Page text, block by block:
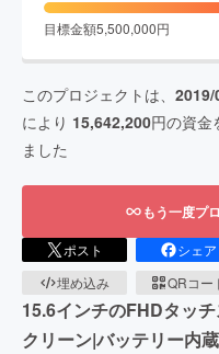
目標金額5,500,000円
このプロジェクトは、 2019/
により 15,642,200円の資金
ました
もう一度プ
ポスト シェア
埋め込み
QRコー
15.6インチのFHDタッ
クリーン|バッテリー内